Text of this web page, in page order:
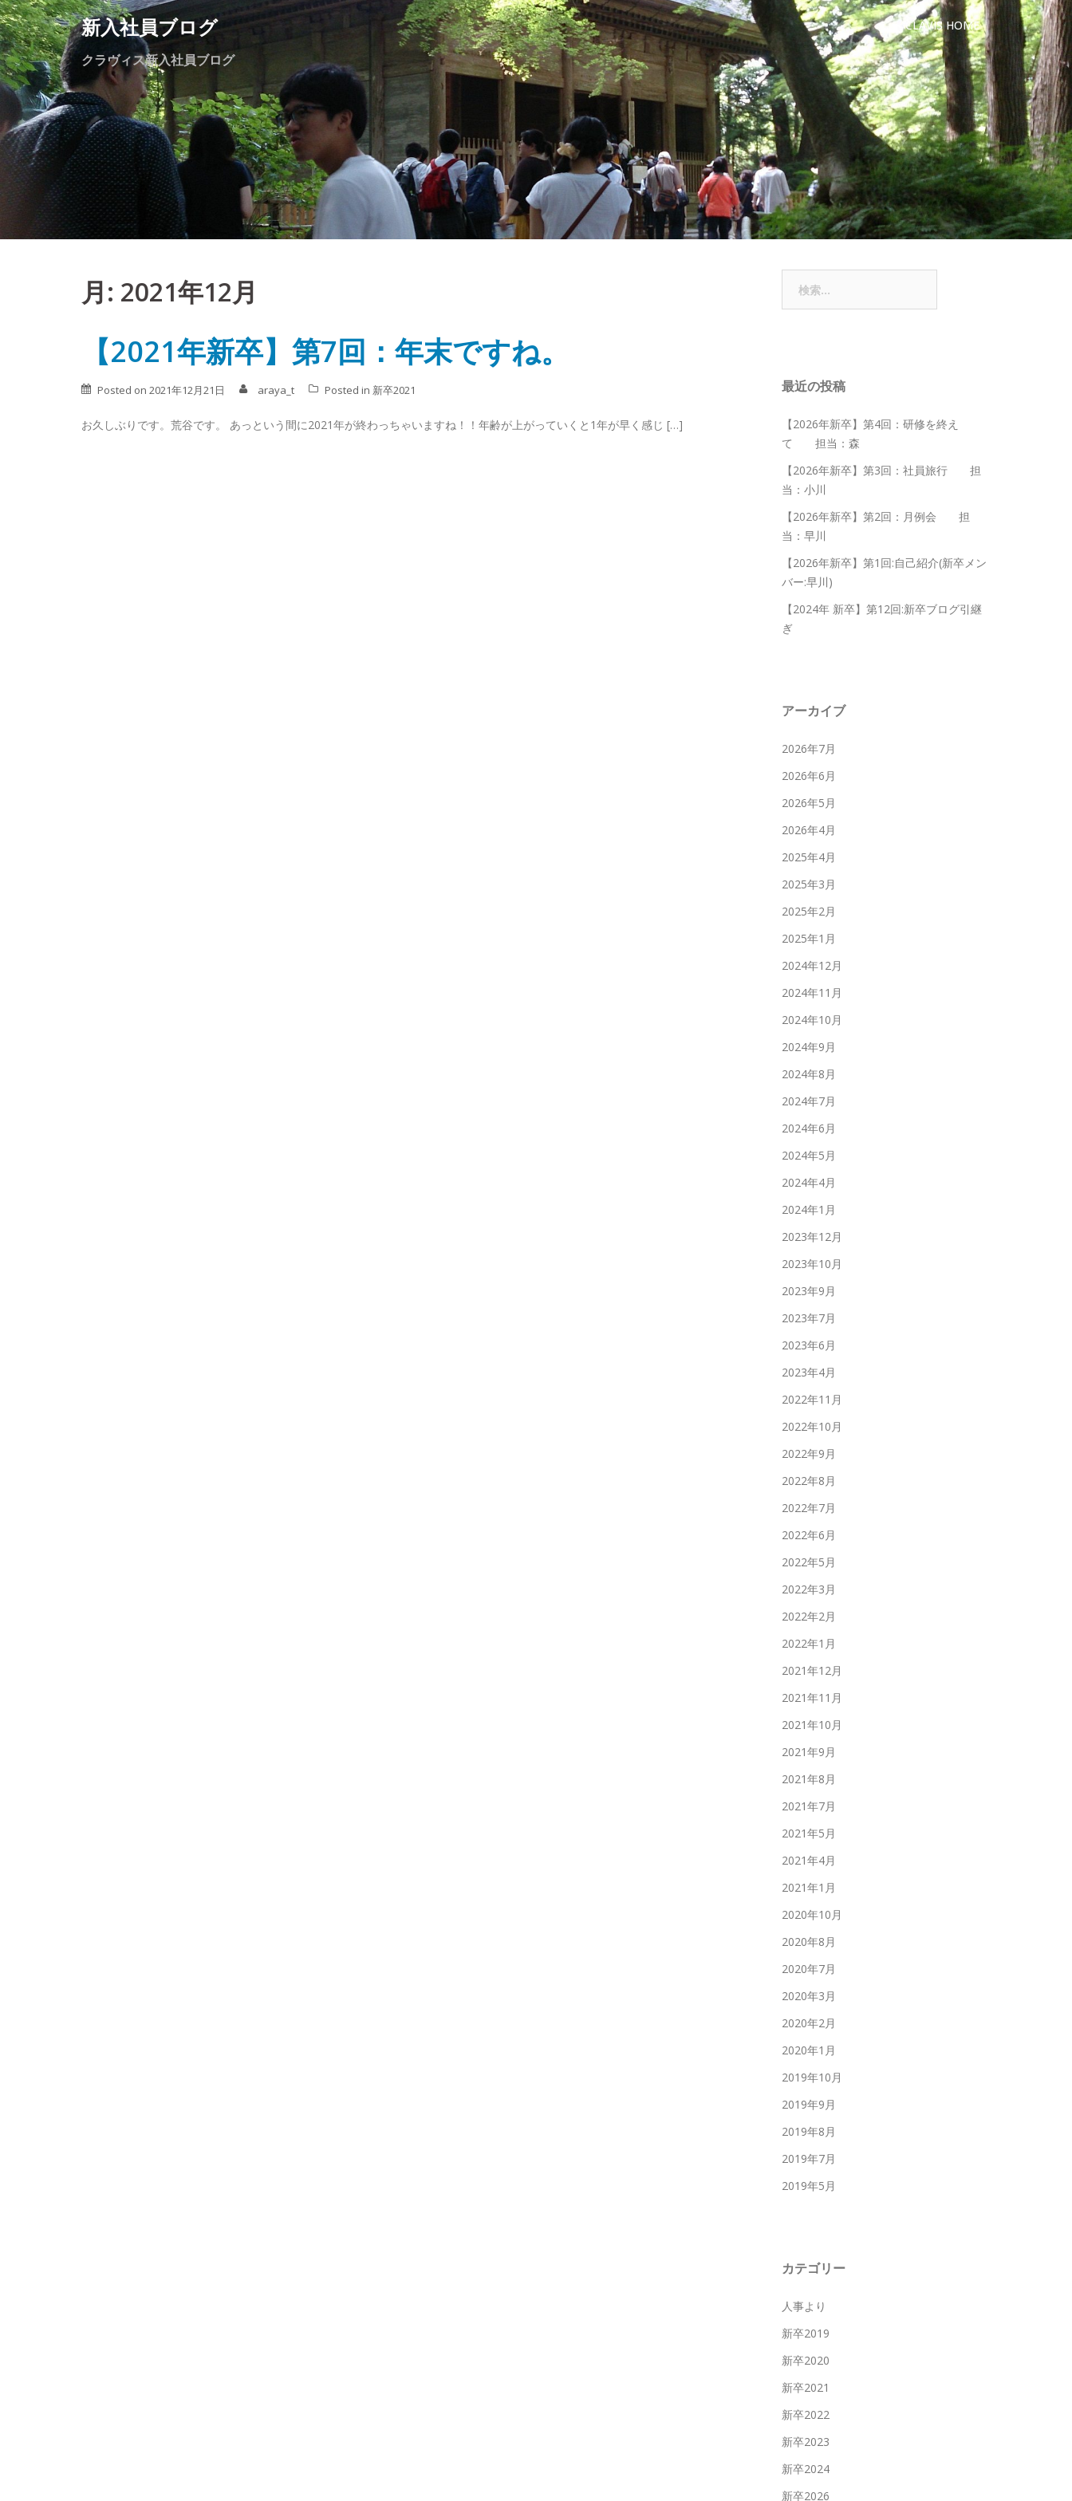
Skip
to
content
新入社員ブログ
クラヴィス新入社員ブログ
CLAVIS HOME
月: 2021年12月
【2021年新卒】第7回：年末ですね。
Posted on 2021年12月21日 araya_t Posted in 新卒2021
お久しぶりです。荒谷です。 あっという間に2021年が終わっちゃいますね！！年齢が上がっていくと1年が早く感じ […]
最近の投稿
【2026年新卒】第4回：研修を終え
て 担当：森
【2026年新卒】第3回：社員旅行 担
当：小川
【2026年新卒】第2回：月例会 担
当：早川
【2026年新卒】第1回:自己紹介(新卒メン
バー:早川)
【2024年 新卒】第12回:新卒ブログ引継
ぎ
アーカイブ
2026年7月
2026年6月
2026年5月
2026年4月
2025年4月
2025年3月
2025年2月
2025年1月
2024年12月
2024年11月
2024年10月
2024年9月
2024年8月
2024年7月
2024年6月
2024年5月
2024年4月
2024年1月
2023年12月
2023年10月
2023年9月
2023年7月
2023年6月
2023年4月
2022年11月
2022年10月
2022年9月
2022年8月
2022年7月
2022年6月
2022年5月
2022年3月
2022年2月
2022年1月
2021年12月
2021年11月
2021年10月
2021年9月
2021年8月
2021年7月
2021年5月
2021年4月
2021年1月
2020年10月
2020年8月
2020年7月
2020年3月
2020年2月
2020年1月
2019年10月
2019年9月
2019年8月
2019年7月
2019年5月
カテゴリー
人事より
新卒2019
新卒2020
新卒2021
新卒2022
新卒2023
新卒2024
新卒2026